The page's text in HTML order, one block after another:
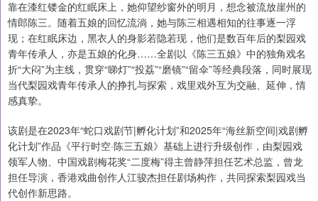
靠在漆红镂金的红眠床上，她仰望纱窗外的明月，想念被流放崖州的
情郎陈三。随着五娘的回忆流淌，她与陈三相遇相知的往事逐一浮
现；在红眠床边，黑衣人的身影若隐若现，他们是数百年后的梨园戏
青年传承人，亦是五娘的化身……全剧以《陈三五娘》中的独角戏名
折“大闷”为主线，贯穿“睇灯”“投荔”“磨镜”“留伞”等经典段落，同时展现
当代梨园戏青年传承人的挣扎与探索，戏里戏外互为交融、延伸，情
感真挚。
该剧是在2023年“蛇口戏剧节|孵化计划”和2025年“海丝新空间|戏剧孵
化计划”作品《平行时空·陈三五娘》基础上进行升级创作，由梨园戏
领军人物、中国戏剧梅花奖“二度梅”得主曾静萍担任艺术总监，曾龙
担任导演，香港戏曲创作人江骏杰担任剧场构作，共同探索梨园戏当
代创作新思路。